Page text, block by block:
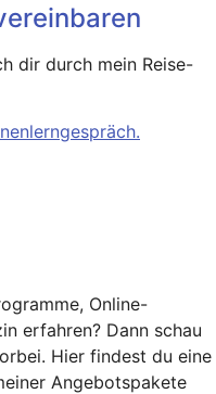
dir durch mein Reise-
Online-
erfahren? Dann schau
Hier findest du eine
Angebotspakete